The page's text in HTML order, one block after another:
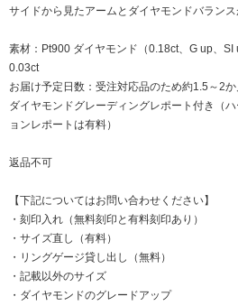
サイドから見たアームとダイヤモンドバランス
素材：Pt900 ダイヤモンド（0.18ct、G up、
0.03ct
お届け予定日数：受注対応品のため約1.5～2か
ダイヤモンドグレーディングレポート付き（
ョンレポートは有料）
返品不可
【下記についてはお問い合わせください】
・刻印入れ（無料刻印と有料刻印あり）
・サイズ直し（有料）
・リングゲージ貸し出し（無料）
・記載以外のサイズ
・ダイヤモンドのグレードアップ